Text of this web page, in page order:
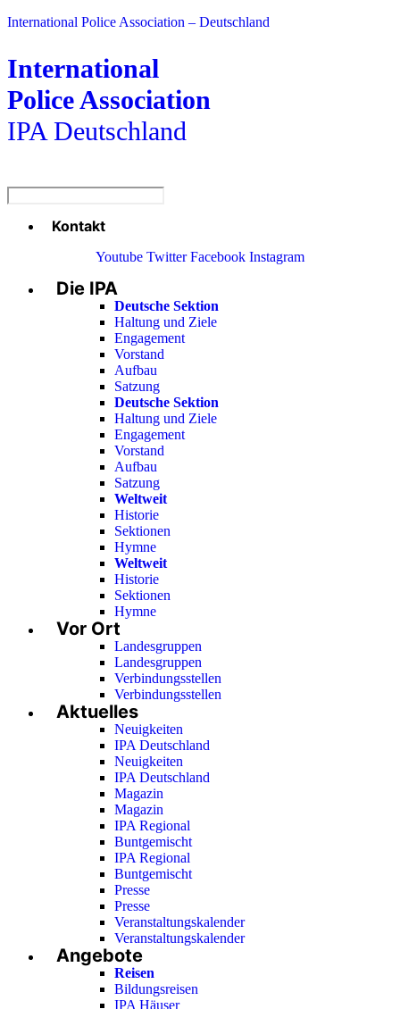
International Police Association – Deutschland
International
Police Association
IPA Deutschland
Menü Kontakt
Youtube Twitter Facebook Instagram
Menu
Die IPA
Deutsche Sektion
Haltung und Ziele
Engagement
Vorstand
Aufbau
Satzung
Deutsche Sektion
Haltung und Ziele
Engagement
Vorstand
Aufbau
Satzung
Weltweit
Historie
Sektionen
Hymne
Weltweit
Historie
Sektionen
Hymne
Vor Ort
Landesgruppen
Landesgruppen
Verbindungsstellen
Verbindungsstellen
Aktuelles
Neuigkeiten
IPA Deutschland
Neuigkeiten
IPA Deutschland
Magazin
Magazin
IPA Regional
Buntgemischt
IPA Regional
Buntgemischt
Presse
Presse
Veranstaltungskalender
Veranstaltungskalender
Angebote
Reisen
Bildungsreisen
IPA Häuser